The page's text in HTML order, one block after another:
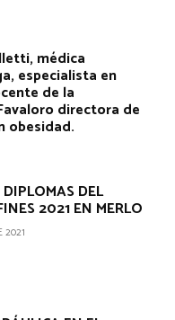
médica
especialista en
de la
directora de
obesidad.
DEL
2021 EN MERLO
2021